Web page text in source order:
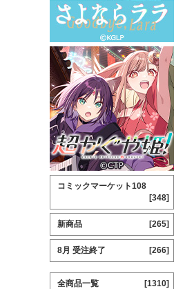
コミックマーケット108
[348]
新商品 [265]
8月 受注終了 [266]
全商品一覧 [1310]